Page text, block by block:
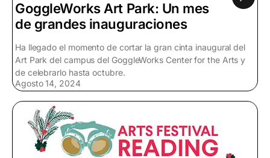
GoggleWorks Art Park: Un mes
de grandes inauguraciones
Ha llegado el momento de cortar la gran cinta inaugural del
Art Park del campus del GoggleWorks Center for the Arts y
de celebrarlo hasta octubre.
Agosto 14, 2024